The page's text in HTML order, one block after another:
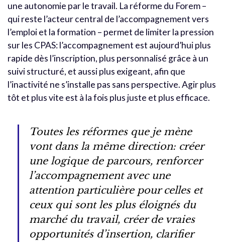
une autonomie par le travail. La réforme du Forem –
qui reste l’acteur central de l’accompagnement vers
l’emploi et la formation – permet de limiter la pression
sur les CPAS: l’accompagnement est aujourd’hui plus
rapide dès l’inscription, plus personnalisé grâce à un
suivi structuré, et aussi plus exigeant, afin que
l’inactivité ne s’installe pas sans perspective. Agir plus
tôt et plus vite est à la fois plus juste et plus efficace.
Toutes les réformes que je mène
vont dans la même direction: créer
une logique de parcours, renforcer
l’accompagnement avec une
attention particulière pour celles et
ceux qui sont les plus éloignés du
marché du travail, créer de vraies
opportunités d’insertion, clarifier